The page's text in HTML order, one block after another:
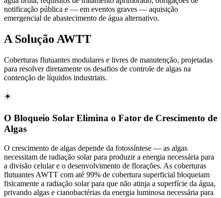
notificação pública e — em eventos graves — aquisição
emergencial de abastecimento de água alternativo.
A Solução AWTT
Coberturas flutuantes modulares e livres de manutenção, projetadas
para resolver diretamente os desafios de controle de algas na
contenção de líquidos industriais.
☀️
O Bloqueio Solar Elimina o Fator de Crescimento de
Algas
O crescimento de algas depende da fotossíntese — as algas
necessitam de radiação solar para produzir a energia necessária para
a divisão celular e o desenvolvimento de florações. As coberturas
flutuantes AWTT com até 99% de cobertura superficial bloqueiam
fisicamente a radiação solar para que não atinja a superfície da água,
privando algas e cianobactérias da energia luminosa necessária para